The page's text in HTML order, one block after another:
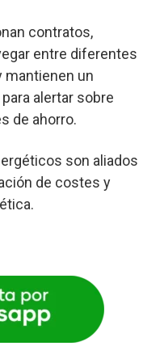
contratos,
entre diferentes
mantienen un
alertar sobre
de ahorro.
son aliados
de costes y